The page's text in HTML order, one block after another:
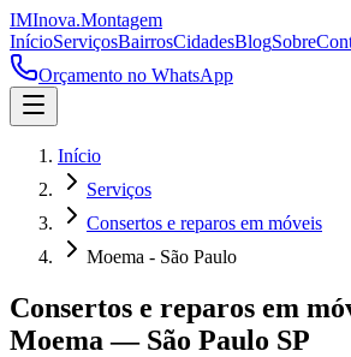
IMInova.Montagem
InícioServiçosBairrosCidadesBlogSobre
Orçamento no WhatsApp
Início
Serviços
Consertos e reparos em móveis
Moema - São Paulo
Consertos e reparos em
Moema — São Paulo SP